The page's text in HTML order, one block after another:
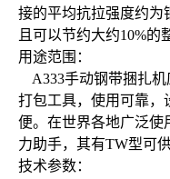
接的平均抗拉强度约为
且可以节约大约10%的
用途范围：
A333手动钢带捆扎
打包工具，使用可靠，
便。在世界各地广泛使
力助手，其有TW型可
技术参数：